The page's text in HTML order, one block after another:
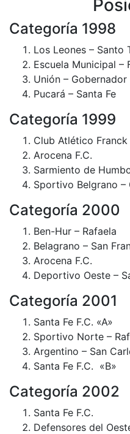
Categoría 1998
Los Leones – Santo
Escuela Municipal –
Unión – Gobernador
Pucará – Santa Fe
Categoría 1999
Club Atlético Franck
Arocena F.C.
Sarmiento de
Sportivo Belgrano –
Categoría 2000
Ben-Hur – Rafaela
Belagrano – San
Arocena F.C.
Deportivo Oeste –
Categoría 2001
Santa Fe F.C. «A»
Sportivo Norte –
Argentino – San
Santa Fe F.C. «B»
Categoría 2002
Santa Fe F.C.
Defensores del